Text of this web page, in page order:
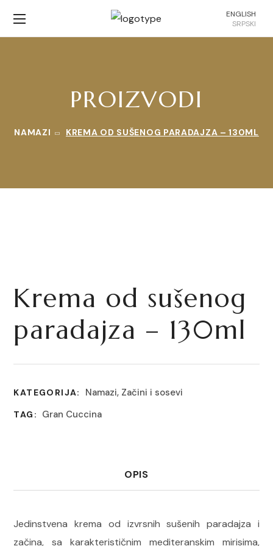
ENGLISH
SRPSKI
PROIZVODI
NAMAZI KREMA OD SUŠENOG PARADAJZA – 130ML
Krema od sušenog
paradajza – 130ml
KATEGORIJA: Namazi, Začini i sosevi
TAG: Gran Cuccina
OPIS
Jedinstvena krema od izvrsnih sušenih paradajza i
začina, sa karakterističnim mediteranskim mirisima,